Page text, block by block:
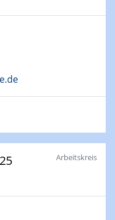
W3-Professur
W3-Professur
on 2D-Arbeitskreis